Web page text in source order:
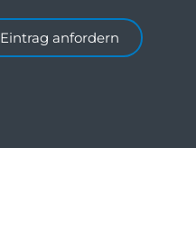
Eintrag anfordern